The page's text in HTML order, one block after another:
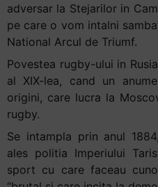
press
"Ctrl
/".
This
shortcut
activates
the
screen
reader
to
adversar la Stejarilor in
pe care o vom intalni
National Arcul de Triumf.
Povestea rugby-ului in
al XIX-lea, cand un
origini, care lucra la
rugby.
Se intampla prin anul
ales politia Imperiului
sport cu care faceau